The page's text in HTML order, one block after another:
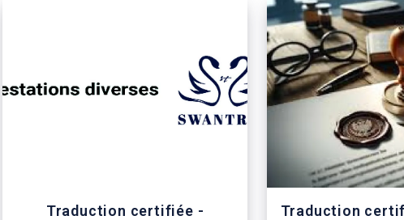
Traduction certifiée -
Traduction